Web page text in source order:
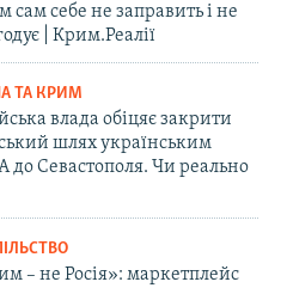
сам себе не заправить і не
| Крим.Реалії
ТА КРИМ
влада обіцяє закрити
шлях українським
до Севастополя. Чи реально
– не Росія»: маркетплейс